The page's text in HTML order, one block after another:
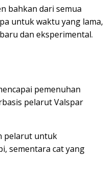
bahkan dari semua
untuk waktu yang lama,
dan eksperimental.
pemenuhan
pelarut Valspar
pelarut untuk
sementara cat yang